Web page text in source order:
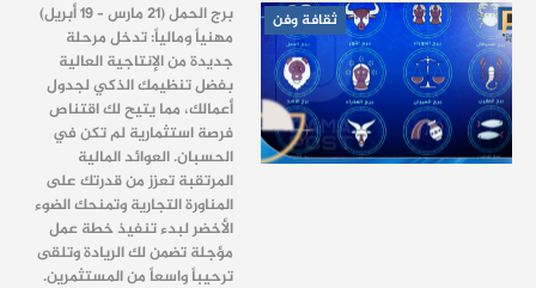
ثقافة وفن
برج الحمل (21 مارس – 19 أبريل)
مهنياً ومالياً: تدخل مرحلة
جديدة من الإنتاجية العالية
بفضل تنظيمك الذكي لجدول
أعمالك، مما يتيح لك اقتناص
فرصة استثمارية لم تكن في
الحسبان. العوائد المالية
المرتقبة تعزز من قدرتك على
المناورة التجارية وتمنحك الضوء
الأخضر لبدء تنفيذ خطة عمل
مؤجلة تضمن لك الريادة وتلقى
ترحيباً واسعاً من المستثمرين.